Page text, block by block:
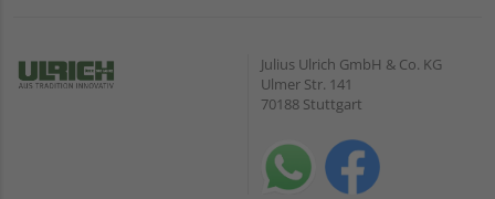
Julius Ulrich GmbH & Co. KG
Ulmer Str. 141
70188 Stuttgart